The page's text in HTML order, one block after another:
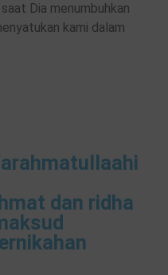
Dia menumbuhkan
kami dalam
dan ridha